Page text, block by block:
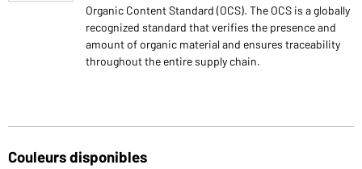
Organic Content Standard (OCS). The OCS is a globally
recognized standard that verifies the presence and
amount of organic material and ensures traceability
throughout the entire supply chain.
Couleurs disponibles